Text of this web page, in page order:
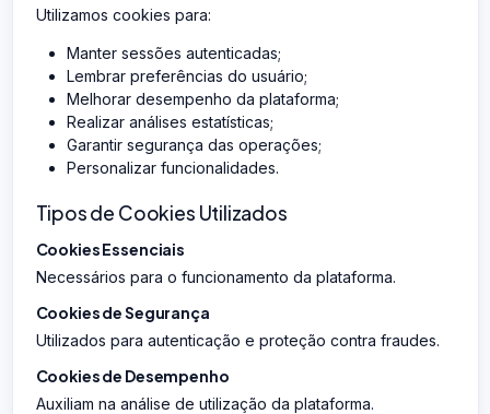
Utilizamos cookies para:
Manter sessões autenticadas;
Lembrar preferências do usuário;
Melhorar desempenho da plataforma;
Realizar análises estatísticas;
Garantir segurança das operações;
Personalizar funcionalidades.
Tipos de Cookies Utilizados
Cookies Essenciais
Necessários para o funcionamento da plataforma.
Cookies de Segurança
Utilizados para autenticação e proteção contra fraudes.
Cookies de Desempenho
Auxiliam na análise de utilização da plataforma.